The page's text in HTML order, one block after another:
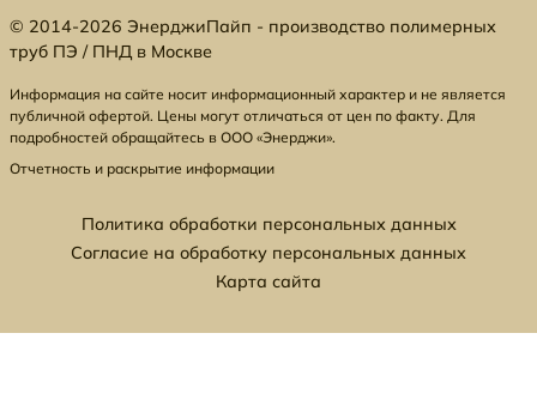
© 2014-2026 ЭнерджиПайп - производство полимерных
труб ПЭ / ПНД в Москве
Информация на сайте носит информационный характер и не является
публичной офертой. Цены могут отличаться от цен по факту. Для
подробностей обращайтесь в ООО «Энерджи».
Отчетность и раскрытие информации
Политика обработки персональных данных
Согласие на обработку персональных данных
Карта сайта